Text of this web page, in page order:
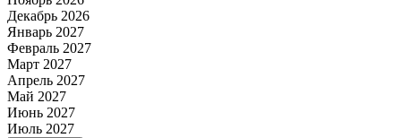
Декабрь 2026
Январь 2027
Февраль 2027
Март 2027
Апрель 2027
Май 2027
Июнь 2027
Июль 2027